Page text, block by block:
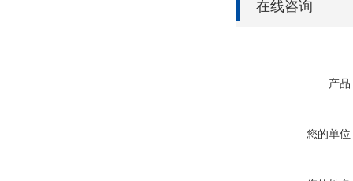
在线咨询
产品
您的单位